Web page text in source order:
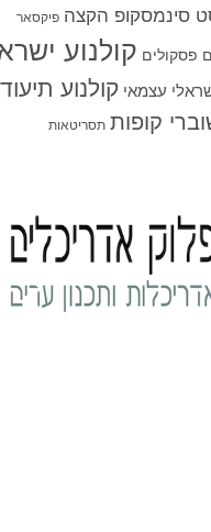
סינמסקופ הקצה פיקסאר
פסקולים קולנוע
עצמאי קולנוע
קופות תסריטאות